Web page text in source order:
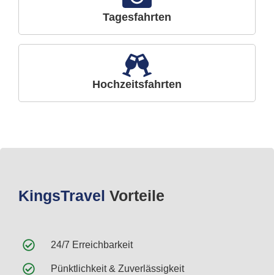
Tagesfahrten
Hochzeitsfahrten
KingsTravel Vorteile
24/7 Erreichbarkeit
Pünktlichkeit & Zuverlässigkeit